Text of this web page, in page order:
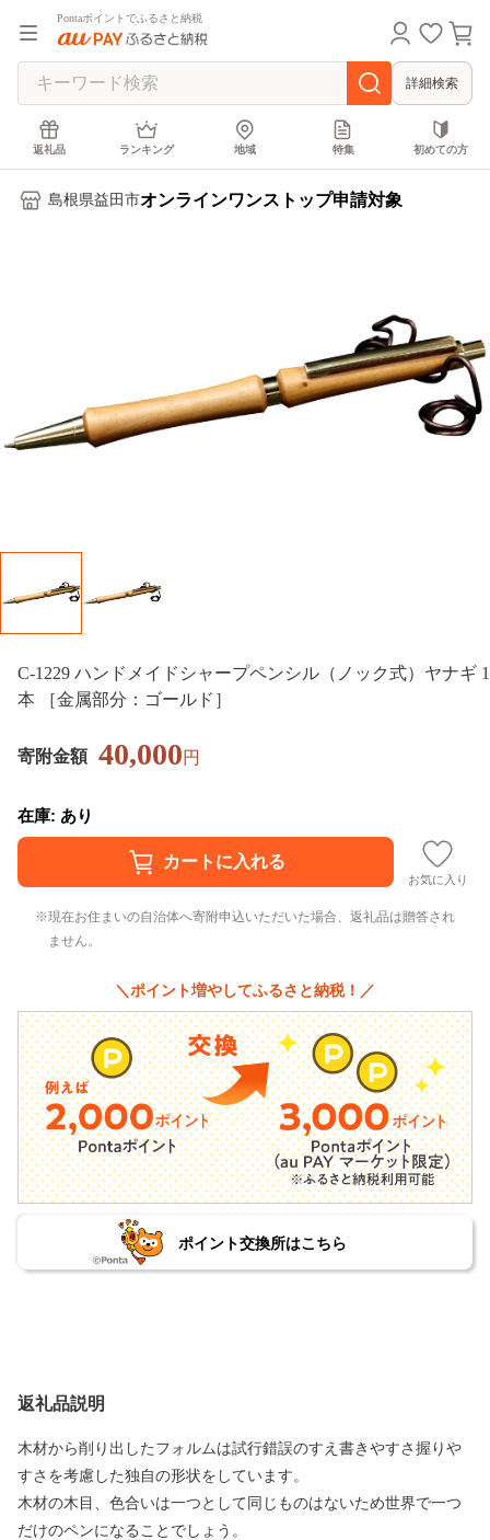
Pontaポイントでふるさと納税
詳細検索
返礼品 ランキング 地域 特集 初めての方
島根県益田市オンラインワンストップ申請対象
C-1229 ハンドメイドシャープペンシル（ノック式）ヤナギ 1
本 ［金属部分：ゴールド］
寄附金額 40,000円
在庫: あり
お気に入り
現在お住まいの自治体へ寄附申込いただいた場合、返礼品は贈答され
ません。
＼ポイント増やしてふるさと納税！／
ポイント交換所はこちら
返礼品説明
木材から削り出したフォルムは試行錯誤のすえ書きやすさ握りや
すさを考慮した独自の形状をしています。
木材の木目、色合いは一つとして同じものはないため世界で一つ
だけのペンになることでしょう。